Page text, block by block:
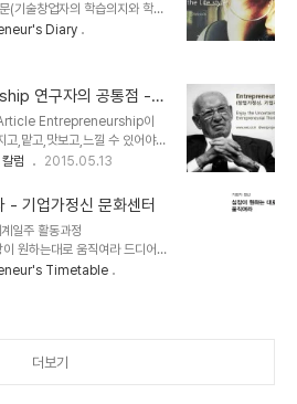
. -이해하거나 알면 실천할 수 있
다. 몰라도 실천할 수 있다.
기술창업자의 학습의지와 학습
는 영향)을 썼다. 2011년 08
, 한창 책을 출간하기 위해 열심
첫 책을 탈고하면서.첫 결혼생활
모자라는 것을 많이 느낀다.
것이 많다는 것에 대해 정말 부
만, 이 세가지 경험에서는 특..
Diary
연구자의 공통점 -
Entrepreneurship이
고,맡고,맛보고,느낄 수 있어야
서 Entrepreneurship을 느낄
마치 암흑물질 같다. 물리학자와
점. (Add Budher to your
세계일주 [World
for Little Hero-
: @wetproject / @b..
럼 2015.05.13
- 기업가정신 문화센터
일주 활동과정
하는대로 움직여라 드디어
직여라.내 책에서 가장 맘에 드
든 부분에 아쉬움이 많이 남는
강렬한 열망이 절대적으로 반영
Timetable
더보기